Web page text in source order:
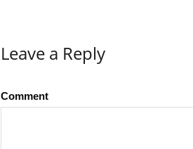
Leave a Reply
Comment